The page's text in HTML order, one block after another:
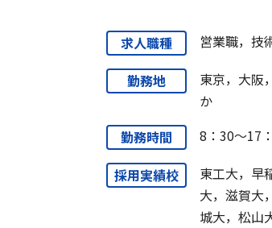
求人職種 営業職，技
勤務地
東京，大阪
か
勤務時間
8：30～17
採用実績校
東工大，早
大，滋賀大
城大，松山